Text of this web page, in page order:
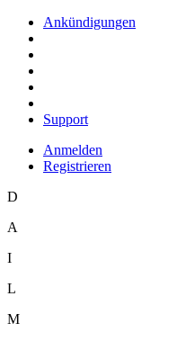
Ankündigungen
Support
Anmelden
Registrieren
D
A
I
L
M